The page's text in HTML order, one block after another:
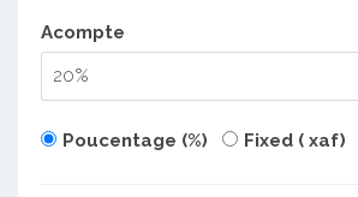
Acompte
Poucentage (%) Fixed ( xaf)